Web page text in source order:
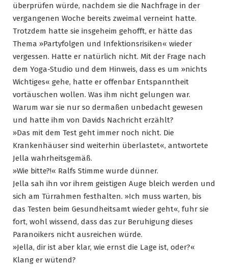
überprüfen würde, nachdem sie die Nachfrage in der
vergangenen Woche bereits zweimal verneint hatte.
Trotzdem hatte sie insgeheim gehofft, er hätte das
Thema »Partyfolgen und Infektionsrisiken« wieder
vergessen. Hatte er natürlich nicht. Mit der Frage nach
dem Yoga-Studio und dem Hinweis, dass es um »nichts
Wichtiges« gehe, hatte er offenbar Entspanntheit
vortäuschen wollen. Was ihm nicht gelungen war.
Warum war sie nur so dermaßen unbedacht gewesen
und hatte ihm von Davids Nachricht erzählt?
»Das mit dem Test geht immer noch nicht. Die
Krankenhäuser sind weiterhin überlastet«, antwortete
Jella wahrheitsgemäß.
»Wie bitte?!« Ralfs Stimme wurde dünner.
Jella sah ihn vor ihrem geistigen Auge bleich werden und
sich am Türrahmen festhalten. »Ich muss warten, bis
das Testen beim Gesundheitsamt wieder geht«, fuhr sie
fort, wohl wissend, dass das zur Beruhigung dieses
Paranoikers nicht ausreichen würde.
»Jella, dir ist aber klar, wie ernst die Lage ist, oder?«
Klang er wütend?